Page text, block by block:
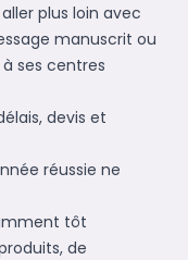
plus loin avec
manuscrit ou
ses centres
devis et
réussie ne
tôt
de